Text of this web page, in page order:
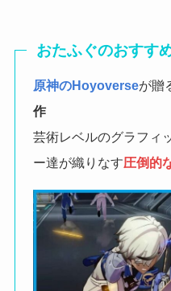
おたふぐのおすす
原神のHoyoverseが贈
作
芸術レベルのグラフィ
ー達が織りなす圧倒的